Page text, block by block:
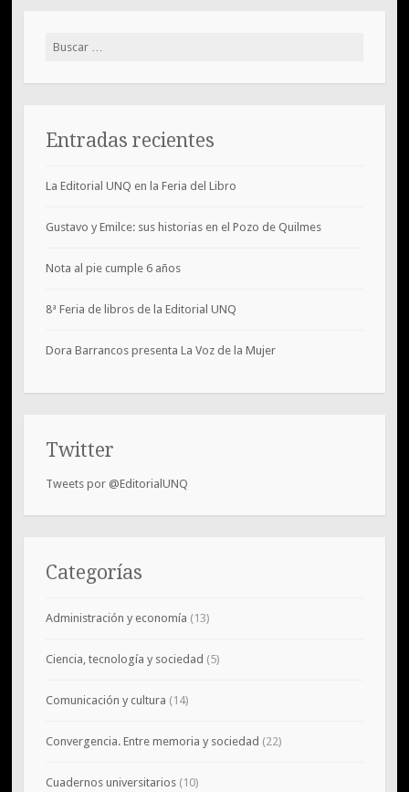
Buscar:
Entradas recientes
La Editorial UNQ en la Feria del Libro
Gustavo y Emilce: sus historias en el Pozo de Quilmes
Nota al pie cumple 6 años
8ª Feria de libros de la Editorial UNQ
Dora Barrancos presenta La Voz de la Mujer
Twitter
Tweets por @EditorialUNQ
Categorías
Administración y economía (13)
Ciencia, tecnología y sociedad (5)
Comunicación y cultura (14)
Convergencia. Entre memoria y sociedad (22)
Cuadernos universitarios(10)